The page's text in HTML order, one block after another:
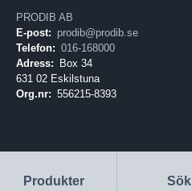
Produkter Sök
PRODIB AB
E-post: prodib@prodib.se
Telefon: 016-168000
Adress:
Box 34
631 02 Eskilstuna
Org.nr: 556215-8393